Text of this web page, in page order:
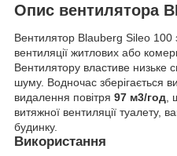
Опис вентилятора
Вентилятор Blauberg Sileo 100
вентиляції житлових або
Вентилятору властиве низьке
шуму. Водночас зберігається
видалення повітря 97 м3/год,
витяжної вентиляції туалету,
будинку.
Використання